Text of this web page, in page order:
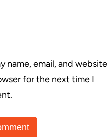
name, email, and
for the next time I